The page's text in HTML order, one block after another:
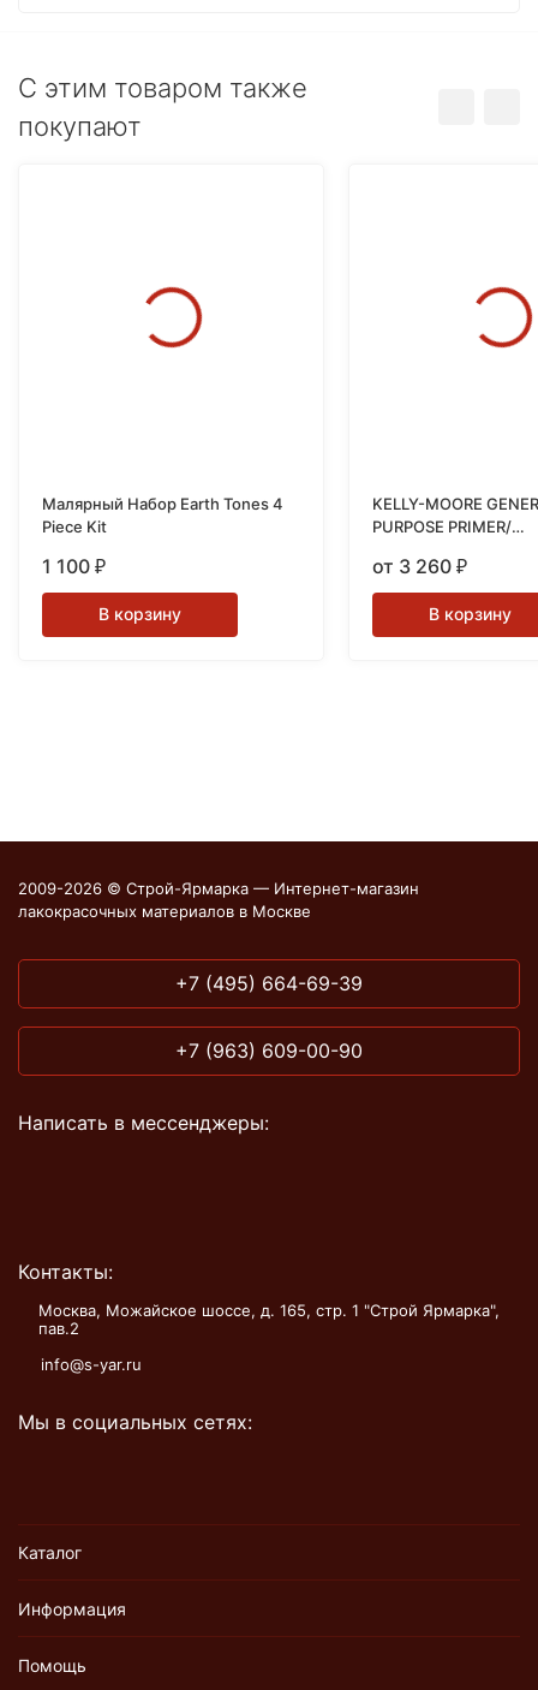
C этим товаром также
покупают
Малярный Набор Earth Tones 4
Piece Kit
1 100 ₽
В корзину
KELLY-MOORE
PURPOSE PRIMER/
ГРУНТ
от 3 260 ₽
В корзину
2009-2026 © Строй-Ярмарка — Интернет-магазин
лакокрасочных материалов в Москве
+7 (495) 664-69-39
+7 (963) 609-00-90
Написать в мессенджеры:
Контакты:
Москва, Можайское шоссе, д. 165, стр. 1 "Строй Ярмарка",
пав.2
info@s-yar.ru
Мы в социальных сетях:
Каталог
Информация
Помощь